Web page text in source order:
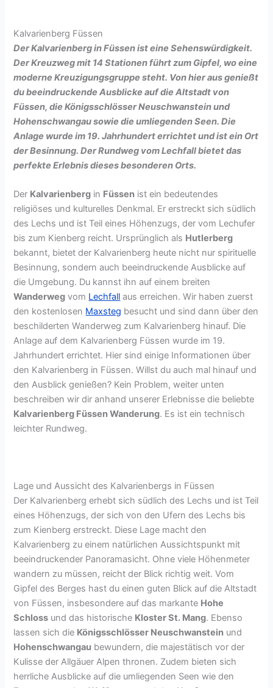
Kalvarienberg Füssen
Der Kalvarienberg in Füssen ist eine Sehenswürdigkeit.
Der Kreuzweg mit 14 Stationen führt zum Gipfel, wo eine
moderne Kreuzigungsgruppe steht. Von hier aus genießt
du beeindruckende Ausblicke auf die Altstadt von
Füssen, die Königsschlösser Neuschwanstein und
Hohenschwangau sowie die umliegenden Seen. Die
Anlage wurde im 19. Jahrhundert errichtet und ist ein Ort
der Besinnung. Der Rundweg vom Lechfall bietet das
perfekte Erlebnis dieses besonderen Orts.
Der Kalvarienberg in Füssen ist ein bedeutendes
religiöses und kulturelles Denkmal. Er erstreckt sich südlich
des Lechs und ist Teil eines Höhenzugs, der vom Lechufer
bis zum Kienberg reicht. Ursprünglich als Hutlerberg
bekannt, bietet der Kalvarienberg heute nicht nur spirituelle
Besinnung, sondern auch beeindruckende Ausblicke auf
die Umgebung. Du kannst ihn auf einem breiten
Wanderweg vom Lechfall aus erreichen. Wir haben zuerst
den kostenlosen Maxsteg besucht und sind dann über den
beschilderten Wanderweg zum Kalvarienberg hinauf. Die
Anlage auf dem Kalvarienberg Füssen wurde im 19.
Jahrhundert errichtet. Hier sind einige Informationen über
den Kalvarienberg in Füssen. Willst du auch mal hinauf und
den Ausblick genießen? Kein Problem, weiter unten
beschreiben wir dir anhand unserer Erlebnisse die beliebte
Kalvarienberg Füssen Wanderung. Es ist ein technisch
leichter Rundweg.
Lage und Aussicht des Kalvarienbergs in Füssen
Der Kalvarienberg erhebt sich südlich des Lechs und ist Teil
eines Höhenzugs, der sich von den Ufern des Lechs bis
zum Kienberg erstreckt. Diese Lage macht den
Kalvarienberg zu einem natürlichen Aussichtspunkt mit
beeindruckender Panoramasicht. Ohne viele Höhenmeter
wandern zu müssen, reicht der Blick richtig weit. Vom
Gipfel des Berges hast du einen guten Blick auf die Altstadt
von Füssen, insbesondere auf das markante Hohe
Schloss und das historische Kloster St. Mang. Ebenso
lassen sich die Königsschlösser Neuschwanstein und
Hohenschwangau bewundern, die majestätisch vor der
Kulisse der Allgäuer Alpen thronen. Zudem bieten sich
herrliche Ausblicke auf die umliegenden Seen wie den